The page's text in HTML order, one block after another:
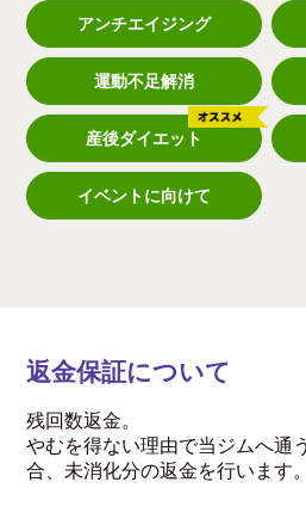
アンチエイジング
運動不足解消
産後ダイエット
イベントに向けて
返金保証について
残回数返金。
やむを得ない理由で当ジムへ通
合、未消化分の返金を行います。